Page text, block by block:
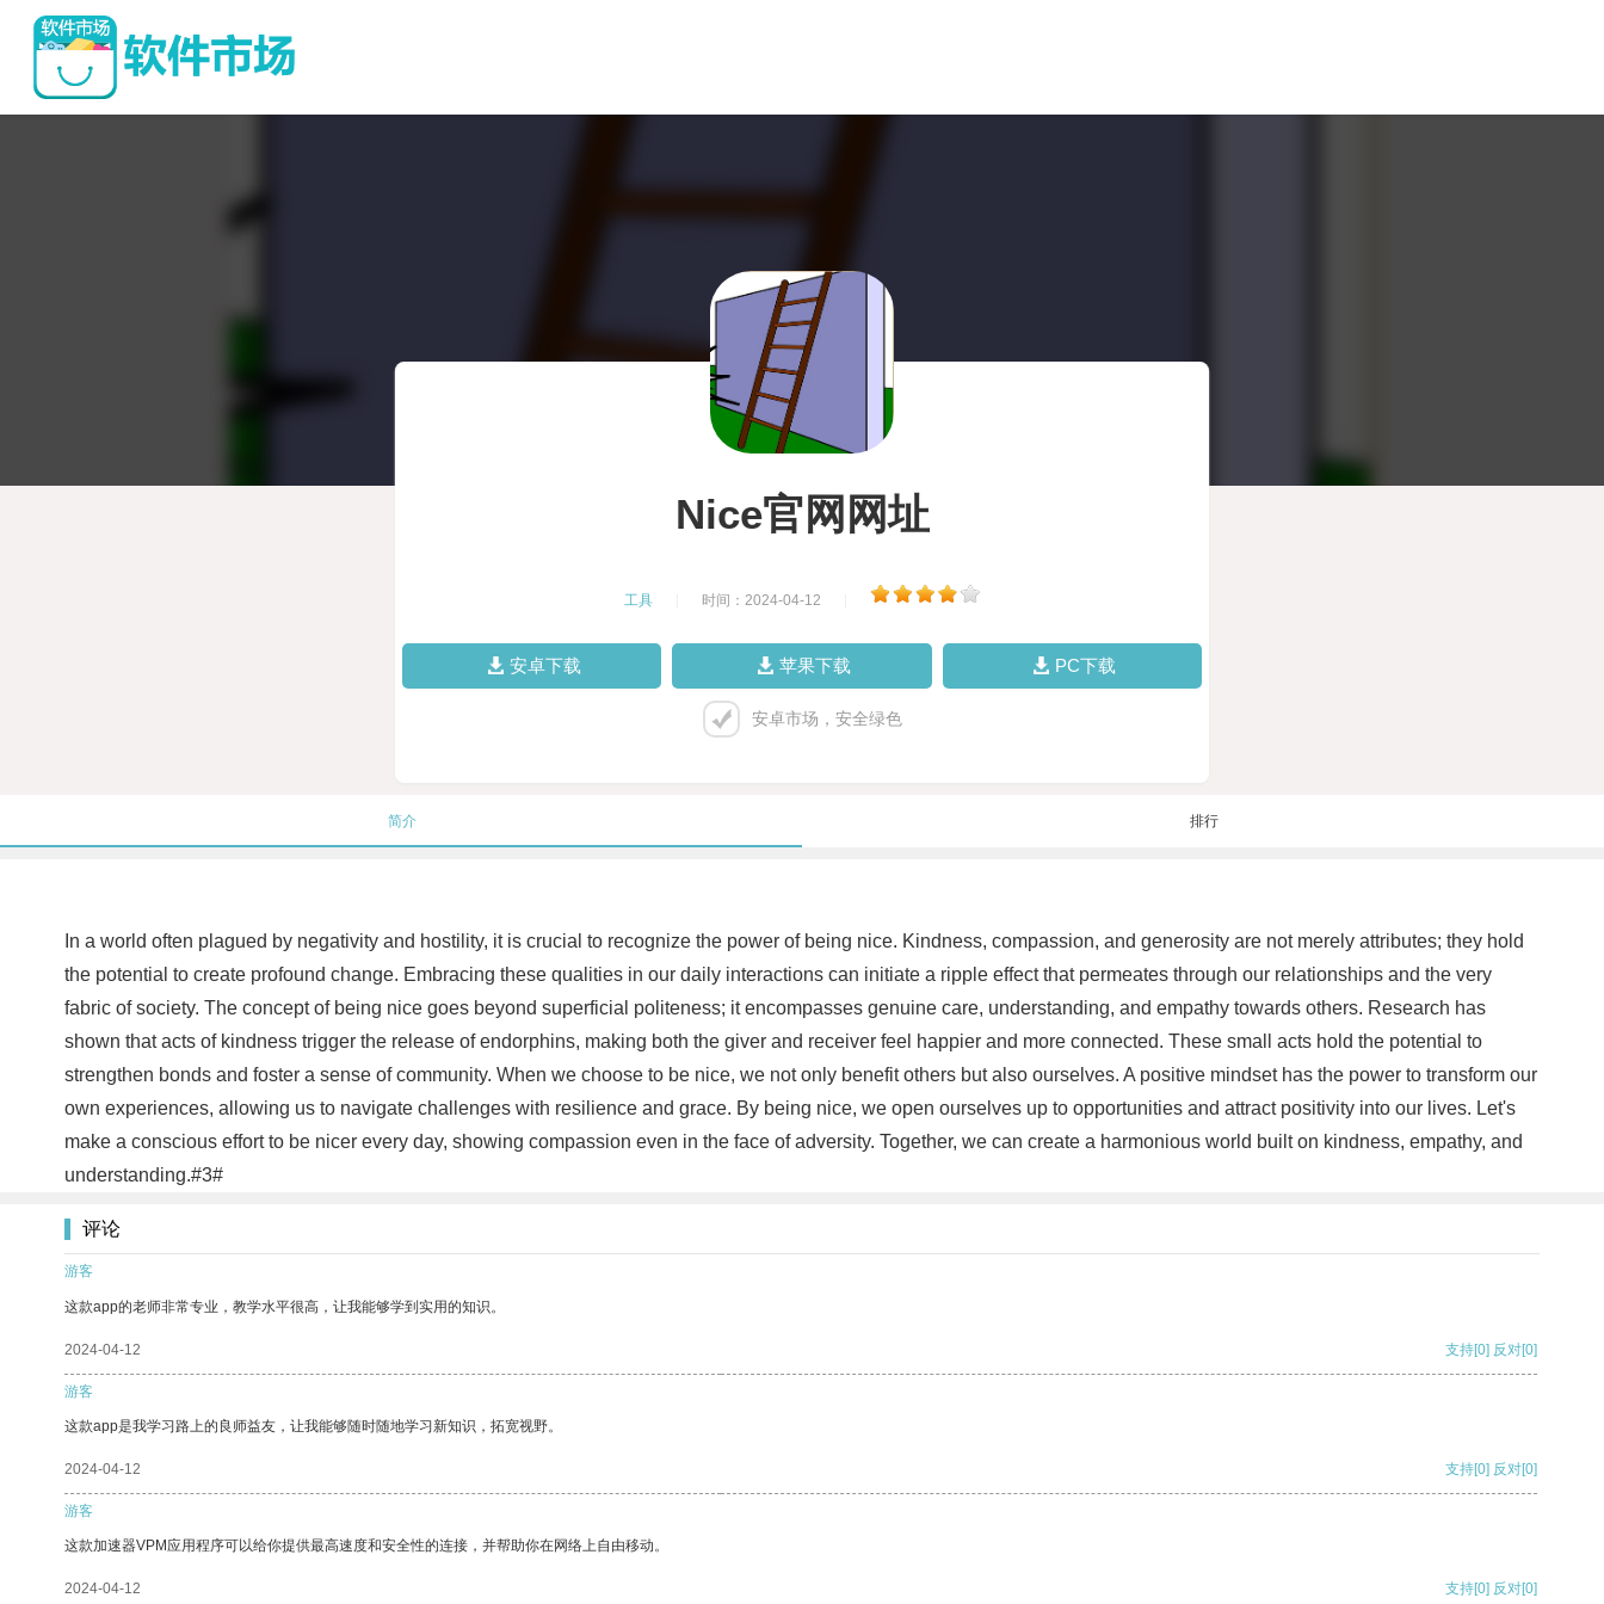
Nice官网网址
工具 时间：2024-04-12
安卓下载 苹果下载 PC下载
安卓市场，安全绿色
简介 排行
In a world often plagued by negativity and hostility, it is crucial to recognize the power of being nice. Kindness, compassion, and generosity are not merely attributes; they hold
the potential to create profound change. Embracing these qualities in our daily interactions can initiate a ripple effect that permeates through our relationships and the very
fabric of society. The concept of being nice goes beyond superficial politeness; it encompasses genuine care, understanding, and empathy towards others. Research has
shown that acts of kindness trigger the release of endorphins, making both the giver and receiver feel happier and more connected. These small acts hold the potential to
strengthen bonds and foster a sense of community. When we choose to be nice, we not only benefit others but also ourselves. A positive mindset has the power to transform our
own experiences, allowing us to navigate challenges with resilience and grace. By being nice, we open ourselves up to opportunities and attract positivity into our lives. Let's
make a conscious effort to be nicer every day, showing compassion even in the face of adversity. Together, we can create a harmonious world built on kindness, empathy, and
understanding.#3#
评论
游客
这款app的老师非常专业，教学水平很高，让我能够学到实用的知识。
2024-04-12 支持[0] 反对[0]
游客
这款app是我学习路上的良师益友，让我能够随时随地学习新知识，拓宽视野。
2024-04-12 支持[0] 反对[0]
游客
这款加速器VPM应用程序可以给你提供最高速度和安全性的连接，并帮助你在网络上自由移动。
2024-04-12 支持[0] 反对[0]